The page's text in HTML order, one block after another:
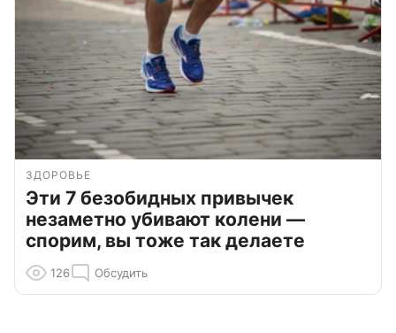
ЗДОРОВЬЕ
Эти 7 безобидных привычек
незаметно убивают колени —
спорим, вы тоже так делаете
126 Обсудить